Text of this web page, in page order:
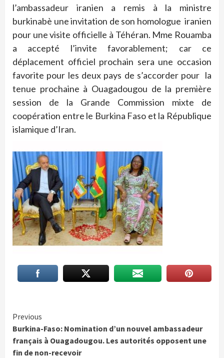
l’ambassadeur iranien a remis à la ministre
burkinabè une invitation de son homologue iranien
pour une visite officielle à Téhéran. Mme Rouamba
a accepté l’invite favorablement; car ce
déplacement officiel prochain sera une occasion
favorite pour les deux pays de s’accorder pour la
tenue prochaine à Ouagadougou de la première
session de la Grande Commission mixte de
coopération entre le Burkina Faso et la République
islamique d’Iran.
Continue
Reading
Previous
Burkina-Faso: Nomination d’un nouvel ambassadeur
français à Ouagadougou. Les autorités opposent une
fin de non-recevoir